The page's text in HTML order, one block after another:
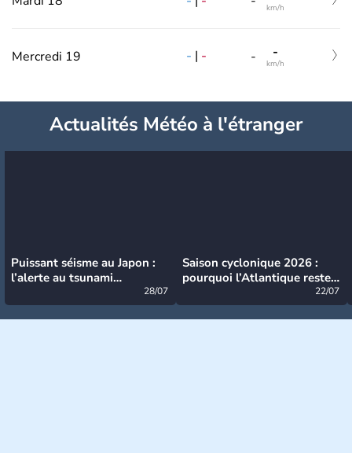
km/h
Mercredi 19 - | - - -
km/h
Actualités Météo à l'étranger
Puissant séisme au Japon :
l’alerte au tsunami
28/07
Saison cyclonique 2026 :
pourquoi l’Atlantique reste
22/07